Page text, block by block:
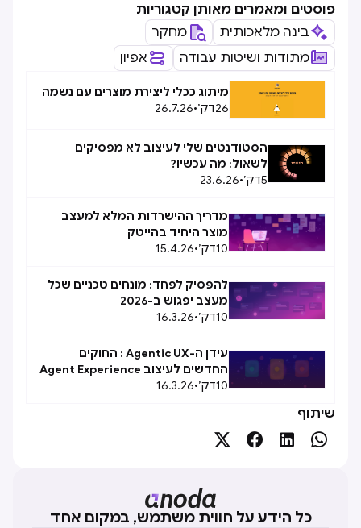
פוסטים ומאמרים מאותן קטגוריות
בינה מלאכותית
מחקר
מתודות ושיטות עבודה
אפיון
מיתוג ככלי ליצירת מוצרים עם נשמה
26דק׳•
26.7.26
הסטודנטים שלי לעיצוב לא מפסיקים
לשאול: מה עכשיו?
5דק׳•
23.6.26
מדריך ההישרדות המלא למעצב
מוצר היחיד בהייטק
10דק׳•
15.4.26
להפסיק לפחד: מונחים טכניים שכל
מעצב יפגוש ב-2026
10דק׳•
16.3.26
עידן ה-Agentic UX : החוקים
החדשים לעיצוב Agent Experience
(AX)
10דק׳•
16.3.26
שיתוף




כל הידע על חווית משתמש, במקום אחד